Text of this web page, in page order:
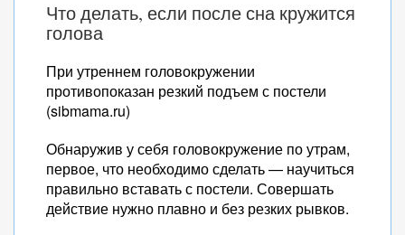
Что делать, если после сна кружится
голова
При утреннем головокружении
противопоказан резкий подъем с постели
(sibmama.ru)
Обнаружив у себя головокружение по утрам,
первое, что необходимо сделать — научиться
правильно вставать с постели. Совершать
действие нужно плавно и без резких рывков.